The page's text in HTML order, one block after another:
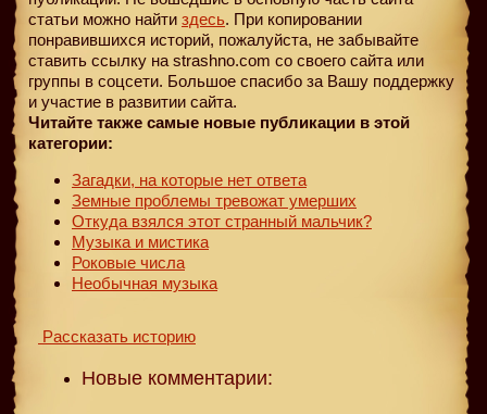
статьи можно найти здесь. При копировании
понравившихся историй, пожалуйста, не забывайте
ставить ссылку на strashno.com со своего сайта или
группы в соцсети. Большое спасибо за Вашу поддержку
и участие в развитии сайта.
Читайте также самые новые публикации в этой
категории:
Загадки, на которые нет ответа
Земные проблемы тревожат умерших
Откуда взялся этот странный мальчик?
Музыка и мистика
Роковые числа
Необычная музыка
Рассказать историю
Новые комментарии: